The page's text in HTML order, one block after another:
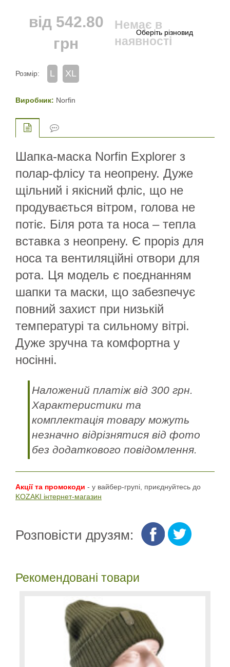
від 542.80
грн
Немає в
наявності
Розмір: L XL
Виробник: Norfin
Шапка-маска Norfin Explorer з
полар-флісу та неопрену. Дуже
щільний і якісний фліс, що не
продувається вітром, голова не
потіє. Біля рота та носа – тепла
вставка з неопрену. Є проріз для
носа та вентиляційні отвори для
рота. Ця модель є поєднанням
шапки та маски, що забезпечує
повний захист при низькій
температурі та сильному вітрі.
Дуже зручна та комфортна у
носінні.
Наложений платіж від 300 грн.
Характеристики та
комплектація товару можуть
незначно відрізнятися від фото
без додаткового повідомлення.
Акції та промокоди - у вайбер-групі, приєднуйтесь до
KOZAKI інтернет-магазин
Розповісти друзям:
Рекомендовані товари